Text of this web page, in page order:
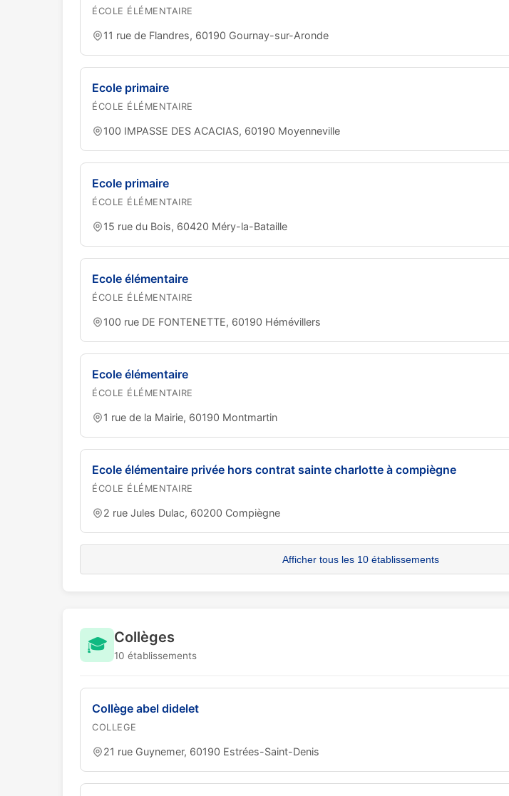
ÉCOLE ÉLÉMENTAIRE
11 rue de Flandres, 60190 Gournay-sur-Aronde
Ecole primaire
ÉCOLE ÉLÉMENTAIRE
100 IMPASSE DES ACACIAS, 60190 Moyenneville
Ecole primaire
ÉCOLE ÉLÉMENTAIRE
15 rue du Bois, 60420 Méry-la-Bataille
Ecole élémentaire
ÉCOLE ÉLÉMENTAIRE
100 rue DE FONTENETTE, 60190 Hémévillers
Ecole élémentaire
ÉCOLE ÉLÉMENTAIRE
1 rue de la Mairie, 60190 Montmartin
Ecole élémentaire privée hors contrat sainte charlotte à compiègne
ÉCOLE ÉLÉMENTAIRE
2 rue Jules Dulac, 60200 Compiègne
Afficher tous les 10 établissements
🎓 Collèges
10 établissements
Collège abel didelet
COLLEGE
21 rue Guynemer, 60190 Estrées-Saint-Denis